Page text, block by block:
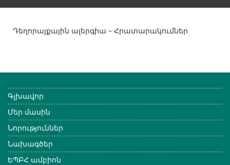
Դեղորայքային ալերգիա – Հրատարակումներ
Գլխավոր
Մեր մասին
Նորություններ
Նախագծեր
ԵՊԲՀ ամբիոն